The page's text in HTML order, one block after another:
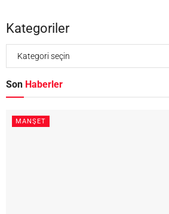
Kategoriler
Son Haberler
MANŞET